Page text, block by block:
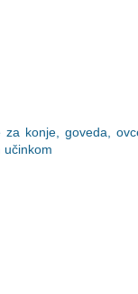
za konje, goveda,
učinkom